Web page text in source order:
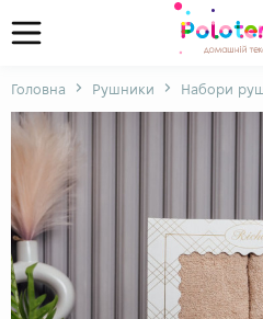
Головна Рушники Набори